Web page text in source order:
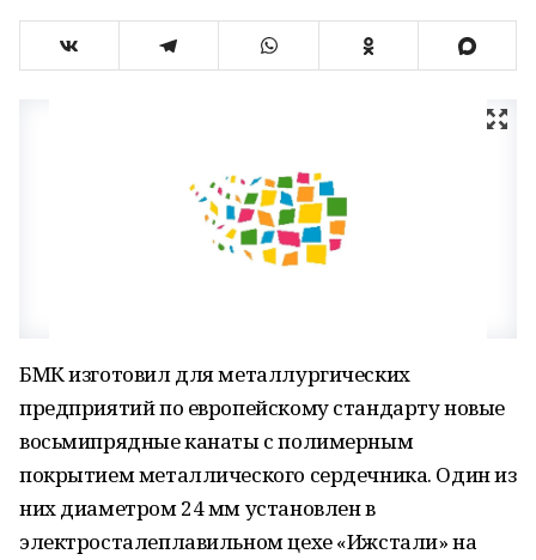
БМК изготовил для металлургических
предприятий по европейскому стандарту новые
восьмипрядные канаты с полимерным
покрытием металлического сердечника. Один из
них диаметром 24 мм установлен в
электросталеплавильном цехе «Ижстали» на